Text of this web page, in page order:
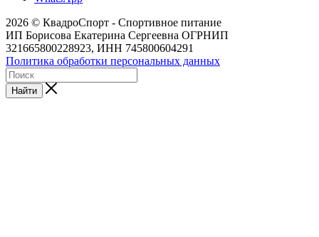
2026 © КвадроСпорт - Спортивное питание
ИП Борисова Екатерина Сергеевна ОГРНИП
321665800228923, ИНН 745800604291
Политика обработки персональных данных
Найти